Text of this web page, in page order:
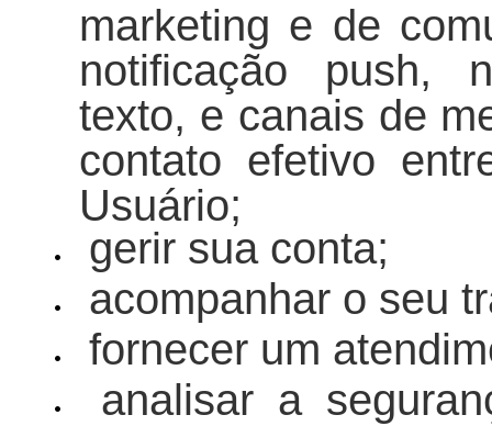
marketing e de
notificação push,
texto, e canais de
contato efetivo
Usuário;
gerir sua conta;
acompanhar o seu
fornecer um
analisar a